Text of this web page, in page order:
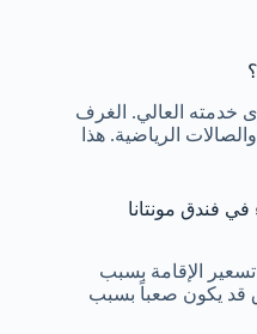
خدمته العالي. الغرف
الرياضية. هذا
في فندق مونتانا
الإقامة بسبب
قد يكون صعباً بسبب